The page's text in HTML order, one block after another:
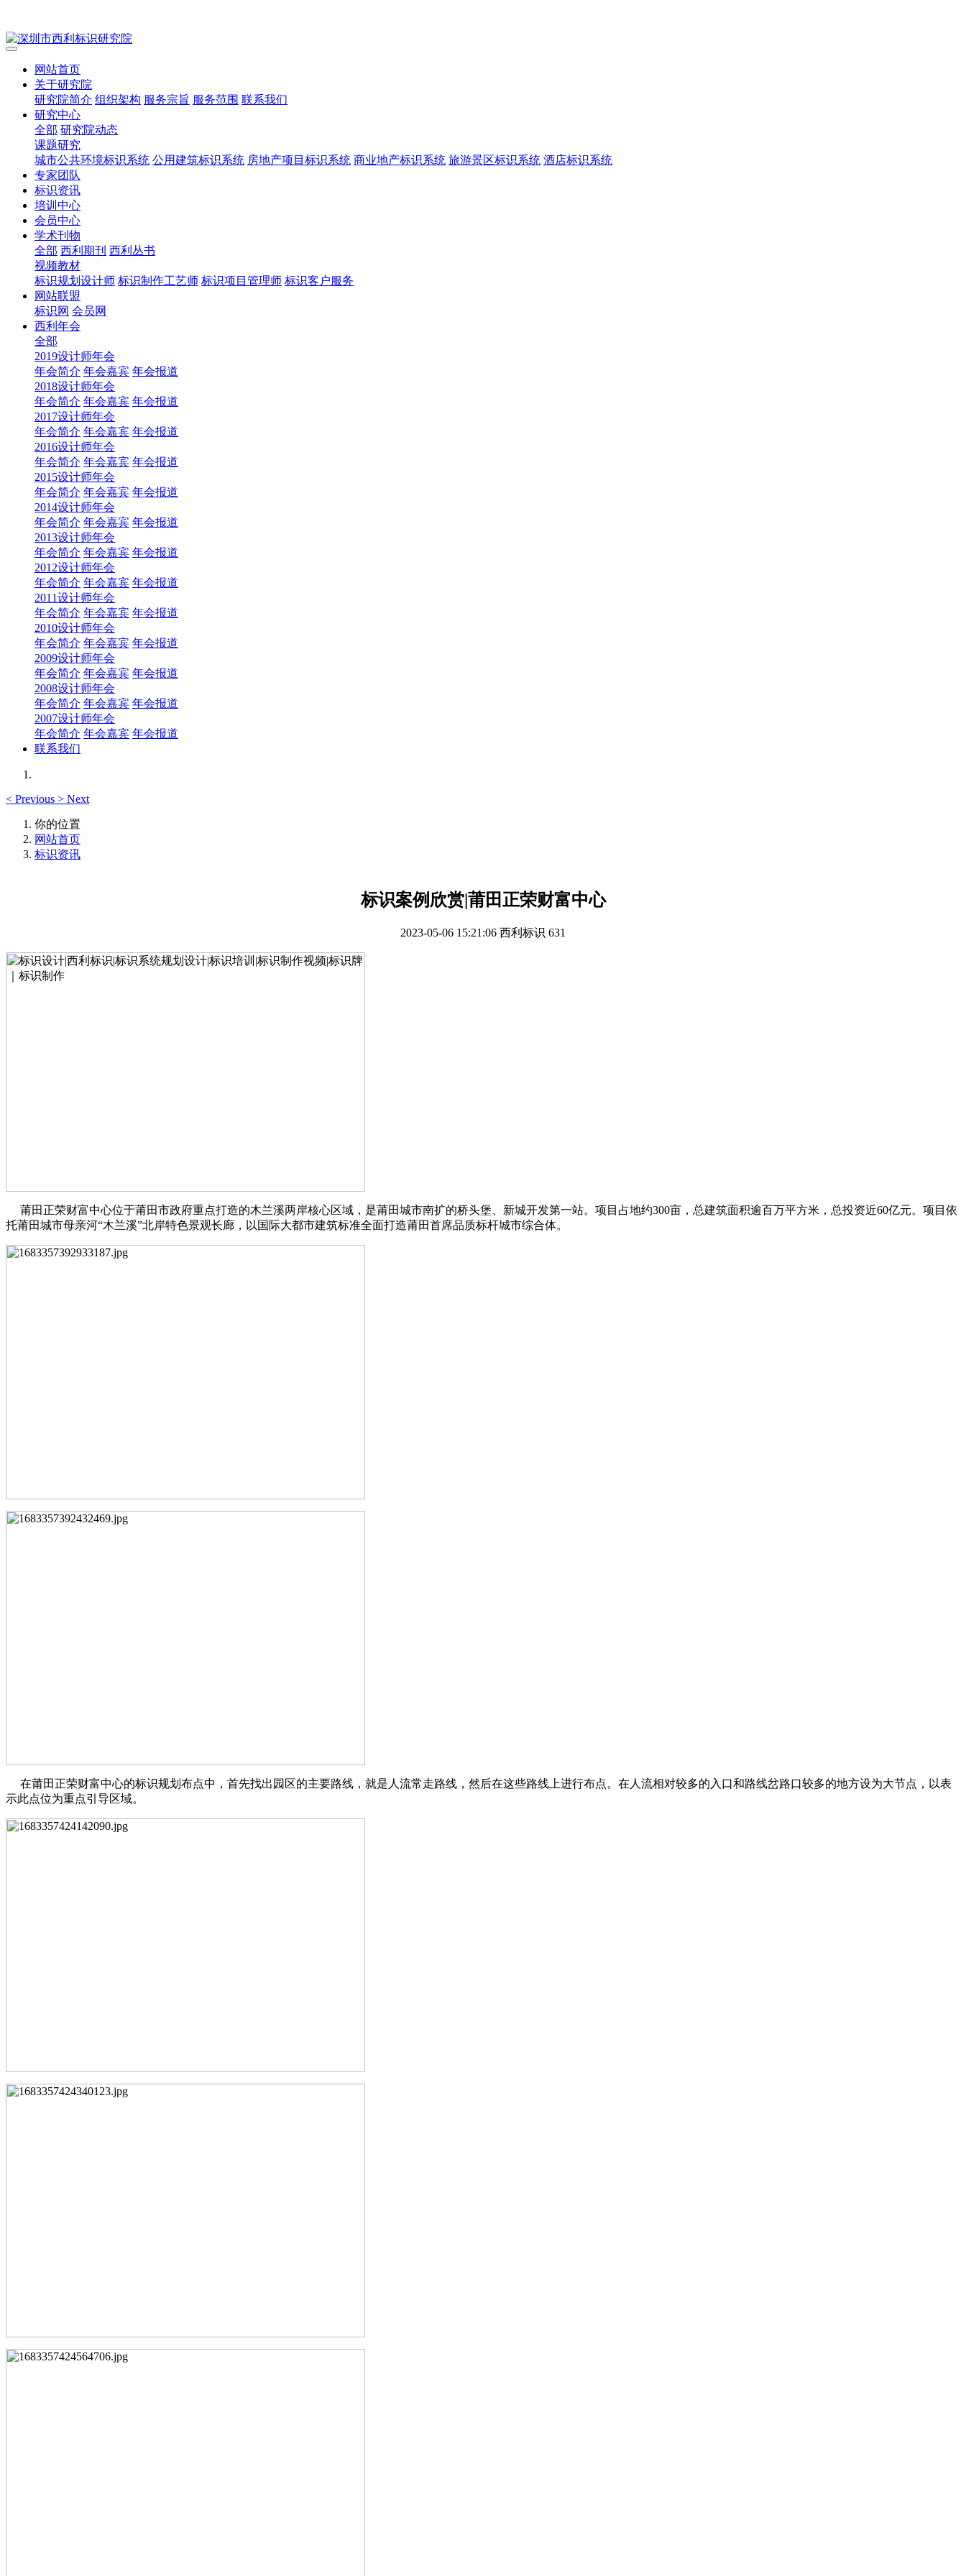
网站首页
关于研究院
研究院简介 组织架构 服务宗旨 服务范围 联系我们
研究中心
全部 研究院动态
课题研究
城市公共环境标识系统 公用建筑标识系统 房地产项目标识系统 商业地产标识系统 旅游景区标识系统 酒店标识系统
专家团队
标识资讯
培训中心
会员中心
学术刊物
全部 西利期刊 西利丛书
视频教材
标识规划设计师 标识制作工艺师 标识项目管理师 标识客户服务
网站联盟
标识网 会员网
西利年会
全部
2019设计师年会
年会简介 年会嘉宾 年会报道
2018设计师年会
年会简介 年会嘉宾 年会报道
2017设计师年会
年会简介 年会嘉宾 年会报道
2016设计师年会
年会简介 年会嘉宾 年会报道
2015设计师年会
年会简介 年会嘉宾 年会报道
2014设计师年会
年会简介 年会嘉宾 年会报道
2013设计师年会
年会简介 年会嘉宾 年会报道
2012设计师年会
年会简介 年会嘉宾 年会报道
2011设计师年会
年会简介 年会嘉宾 年会报道
2010设计师年会
年会简介 年会嘉宾 年会报道
2009设计师年会
年会简介 年会嘉宾 年会报道
2008设计师年会
年会简介 年会嘉宾 年会报道
2007设计师年会
年会简介 年会嘉宾 年会报道
联系我们
< Previous > Next
你的位置
网站首页
标识资讯
标识案例欣赏|莆田正荣财富中心
2023-05-06 15:21:06 西利标识 631
莆田正荣财富中心位于莆田市政府重点打造的木兰溪两岸核心区域，是莆田城市南扩的桥头堡、新城开发第一站。项目占地约300亩，总建筑面积逾百万平方米，总投资近60亿元。项目依
托莆田城市母亲河“木兰溪”北岸特色景观长廊，以国际大都市建筑标准全面打造莆田首席品质标杆城市综合体。
在莆田正荣财富中心的标识规划布点中，首先找出园区的主要路线，就是人流常走路线，然后在这些路线上进行布点。在人流相对较多的入口和路线岔路口较多的地方设为大节点，以表
示此点位为重点引导区域。